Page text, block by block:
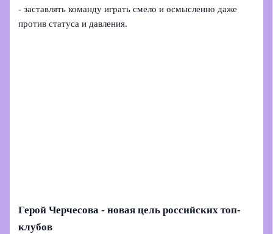
- заставлять команду играть смело и осмысленно даже
против статуса и давления.
Герой Черчесова - новая цель российских топ-
клубов